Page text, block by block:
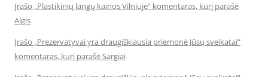
Įrašo „Plastikinių langų kainos Vilniuje“ komentaras, kurį parašė
Algis
Įrašo „Prezervatyvai yra draugiškiausia priemonė Jūsų sveikatai“
komentaras, kurį parašė Sargiai